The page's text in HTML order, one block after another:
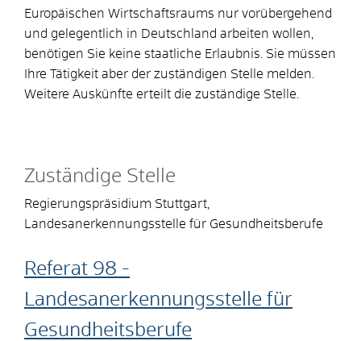
Europäischen Wirtschaftsraums nur vorübergehend
und gelegentlich in Deutschland arbeiten wollen,
benötigen Sie keine staatliche Erlaubnis. Sie müssen
Ihre Tätigkeit aber der zuständigen Stelle melden.
Weitere Auskünfte erteilt die zuständige Stelle.
Zuständige Stelle
Regierungspräsidium Stuttgart,
Landesanerkennungsstelle für Gesundheitsberufe
Referat 98 -
Landesanerkennungsstelle für
Gesundheitsberufe